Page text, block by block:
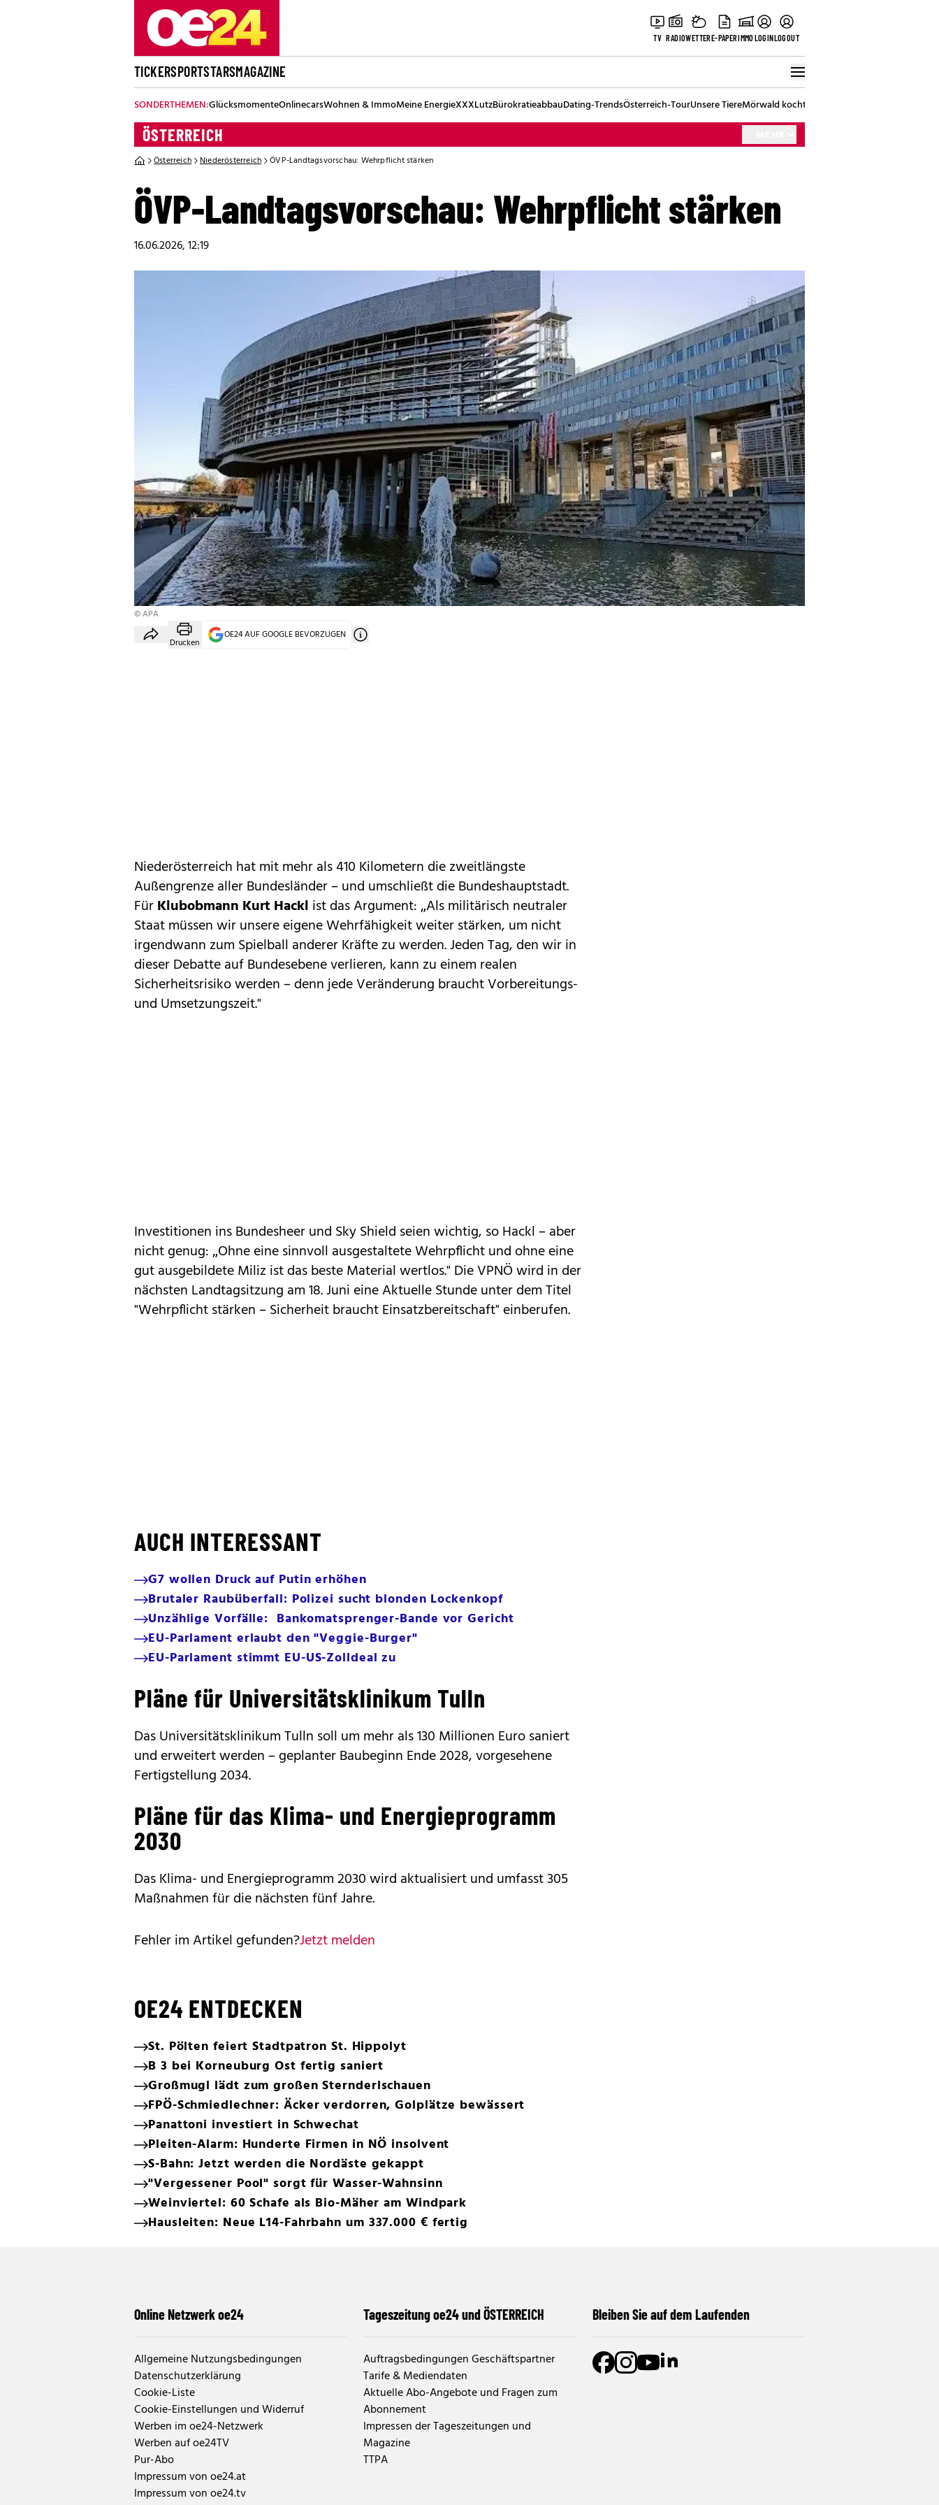
TV RADIOWETTERE-PAPERIMMOLOGINLOGOUT
TICKERSPORTSTARSMAGAZINE
SONDERTHEMEN:GlücksmomenteOnlinecarsWohnen & ImmoMeine EnergieXXXLutzBürokratieabbauDating-TrendsÖsterreich-TourUnsere TiereMörwald kocht
ÖSTERREICH
Österreich Niederösterreich ÖVP-Landtagsvorschau: Wehrpflicht stärken
ÖVP-Landtagsvorschau: Wehrpflicht stärken
16.06.2026, 12:19
© APA
Drucken
OE24 AUF GOOGLE BEVORZUGEN
Niederösterreich hat mit mehr als 410 Kilometern die zweitlängste
Außengrenze aller Bundesländer – und umschließt die Bundeshauptstadt.
FürKlubobmann Kurt Hackl ist das Argument: „Als militärisch neutraler
Staat müssen wir unsere eigene Wehrfähigkeit weiter stärken, um nicht
irgendwann zum Spielball anderer Kräfte zu werden. Jeden Tag, den wir in
dieser Debatte auf Bundesebene verlieren, kann zu einem realen
Sicherheitsrisiko werden – denn jede Veränderung braucht Vorbereitungs-
und Umsetzungszeit."
Investitionen ins Bundesheer und Sky Shield seien wichtig, so Hackl – aber
nicht genug: „Ohne eine sinnvoll ausgestaltete Wehrpflicht und ohne eine
gut ausgebildete Miliz ist das beste Material wertlos." Die VPNÖ wird in der
nächsten Landtagsitzung am 18. Juni eine Aktuelle Stunde unter dem Titel
"Wehrpflicht stärken – Sicherheit braucht Einsatzbereitschaft" einberufen.
AUCH INTERESSANT
G7 wollen Druck auf Putin erhöhen
Brutaler Raubüberfall: Polizei sucht blonden Lockenkopf
Unzählige Vorfälle: Bankomatsprenger-Bande vor Gericht
EU-Parlament erlaubt den "Veggie-Burger"
EU-Parlament stimmt EU-US-Zolldeal zu
Pläne für Universitätsklinikum Tulln
Das Universitätsklinikum Tulln soll um mehr als 130 Millionen Euro saniert
und erweitert werden – geplanter Baubeginn Ende 2028, vorgesehene
Fertigstellung 2034.
Pläne für das Klima- und Energieprogramm
2030
Das Klima- und Energieprogramm 2030 wird aktualisiert und umfasst 305
Maßnahmen für die nächsten fünf Jahre.
Fehler im Artikel gefunden?Jetzt melden
OE24 ENTDECKEN
St. Pölten feiert Stadtpatron St. Hippolyt
B 3 bei Korneuburg Ost fertig saniert
Großmugl lädt zum großen Sternderlschauen
FPÖ-Schmiedlechner: Äcker verdorren, Golplätze bewässert
Panattoni investiert in Schwechat
Pleiten-Alarm: Hunderte Firmen in NÖ insolvent
S-Bahn: Jetzt werden die Nordäste gekappt
"Vergessener Pool" sorgt für Wasser-Wahnsinn
Weinviertel: 60 Schafe als Bio-Mäher am Windpark
Hausleiten: Neue L14-Fahrbahn um 337.000 € fertig
Online Netzwerk oe24
Allgemeine Nutzungsbedingungen
Datenschutzerklärung
Cookie-Liste
Cookie-Einstellungen und Widerruf
Werben im oe24-Netzwerk
Werben auf oe24TV
Pur-Abo
Impressum von oe24.at
Impressum von oe24.tv
Tageszeitung oe24 und ÖSTERREICH
Auftragsbedingungen Geschäftspartner
Tarife & Mediendaten
Aktuelle Abo-Angebote und Fragen zum
Abonnement
Impressen der Tageszeitungen und
Magazine
TTPA
Bleiben Sie auf dem Laufenden